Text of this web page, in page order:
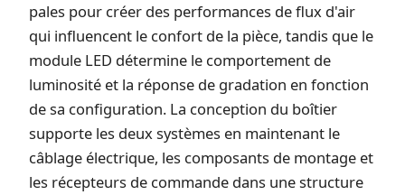
pales pour créer des performances de flux d'air
qui influencent le confort de la pièce, tandis que le
module LED détermine le comportement de
luminosité et la réponse de gradation en fonction
de sa configuration. La conception du boîtier
supporte les deux systèmes en maintenant le
câblage électrique, les composants de montage et
les récepteurs de commande dans une structure